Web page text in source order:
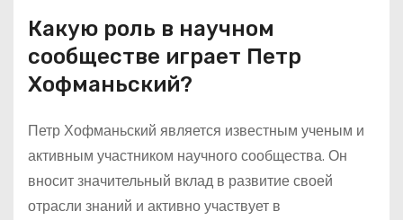
Какую роль в научном
сообществе играет Петр
Хофманьский?
Петр Хофманьский является известным ученым и
активным участником научного сообщества. Он
вносит значительный вклад в развитие своей
отрасли знаний и активно участвует в